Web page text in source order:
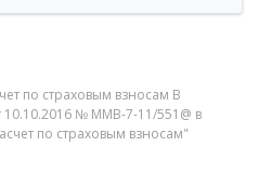
по страховым взносам В
10.10.2016 № ММВ-7-11/551@ в
по страховым взносам"